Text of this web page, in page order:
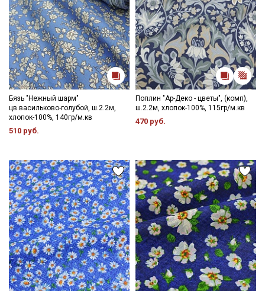
Бязь "Нежный шарм"
цв.васильково-голубой, ш.2.2м,
хлопок-100%, 140гр/м.кв
510 руб.
Поплин "Ар-Деко - цветы", (комп),
ш.2.2м, хлопок-100%, 115гр/м.кв
470 руб.